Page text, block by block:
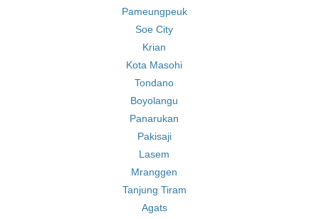
Pameungpeuk
Soe City
Krian
Kota Masohi
Tondano
Boyolangu
Panarukan
Pakisaji
Lasem
Mranggen
Tanjung Tiram
Agats